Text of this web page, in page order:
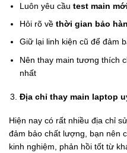
Luôn yêu cầutest main
Hỏi rõ vềthời gian bảo
Giữ lại linh kiện cũ để đảm
Nên thay main tương thích
nhất
Địa chỉ thay main laptop
Hiện nay có rất nhiều địa chỉ
đảm bảo chất lượng, bạn nên
kinh nghiệm, phản hồi tốt từ